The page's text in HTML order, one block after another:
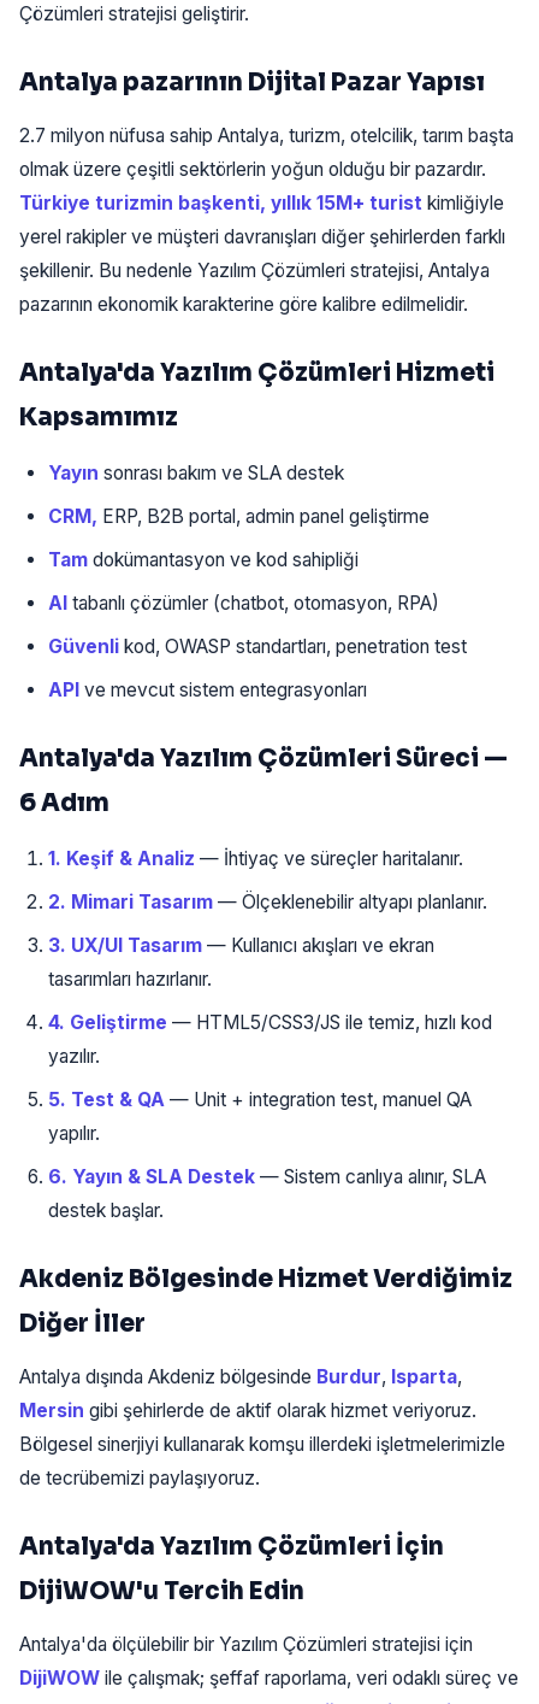
Çözümleri stratejisi geliştirir.
Antalya pazarının Dijital Pazar Yapısı
2.7 milyon nüfusa sahip Antalya, turizm, otelcilik, tarım başta
olmak üzere çeşitli sektörlerin yoğun olduğu bir pazardır.
Türkiye turizmin başkenti, yıllık 15M+ turist kimliğiyle
yerel rakipler ve müşteri davranışları diğer şehirlerden farklı
şekillenir. Bu nedenle Yazılım Çözümleri stratejisi, Antalya
pazarının ekonomik karakterine göre kalibre edilmelidir.
Antalya'da Yazılım Çözümleri Hizmeti
Kapsamımız
Yayın sonrası bakım ve SLA destek
CRM, ERP, B2B portal, admin panel geliştirme
Tam dokümantasyon ve kod sahipliği
AI tabanlı çözümler (chatbot, otomasyon, RPA)
Güvenli kod, OWASP standartları, penetration test
API ve mevcut sistem entegrasyonları
Antalya'da Yazılım Çözümleri Süreci —
6 Adım
1. Keşif & Analiz — İhtiyaç ve süreçler haritalanır.
2. Mimari Tasarım — Ölçeklenebilir altyapı planlanır.
3. UX/UI Tasarım — Kullanıcı akışları ve ekran
tasarımları hazırlanır.
4. Geliştirme — HTML5/CSS3/JS ile temiz, hızlı kod
yazılır.
5. Test & QA — Unit + integration test, manuel QA
yapılır.
6. Yayın & SLA Destek — Sistem canlıya alınır, SLA
destek başlar.
Akdeniz Bölgesinde Hizmet Verdiğimiz
Diğer İller
Antalya dışında Akdeniz bölgesinde Burdur, Isparta,
Mersin gibi şehirlerde de aktif olarak hizmet veriyoruz.
Bölgesel sinerjiyi kullanarak komşu illerdeki işletmelerimizle
de tecrübemizi paylaşıyoruz.
Antalya'da Yazılım Çözümleri İçin
DijiWOW'u Tercih Edin
Antalya'da ölçülebilir bir Yazılım Çözümleri stratejisi için
DijiWOW ile çalışmak; şeffaf raporlama, veri odaklı süreç ve